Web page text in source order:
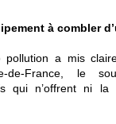
à combler
a mis
France, le
qui n’offrent ni